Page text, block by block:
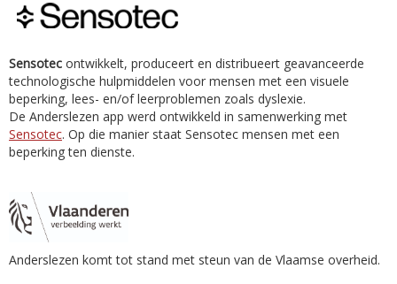
Sensotec ontwikkelt, produceert en distribueert geavanceerde
technologische hulpmiddelen voor mensen met een visuele
beperking, lees- en/of leerproblemen zoals dyslexie.
De Anderslezen app werd ontwikkeld in samenwerking met
Sensotec. Op die manier staat Sensotec mensen met een
beperking ten dienste.
Anderslezen komt tot stand met steun van de Vlaamse overheid.